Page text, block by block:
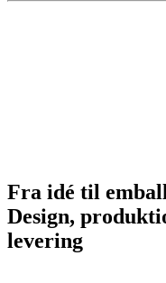
Fra idé til
Design,
levering